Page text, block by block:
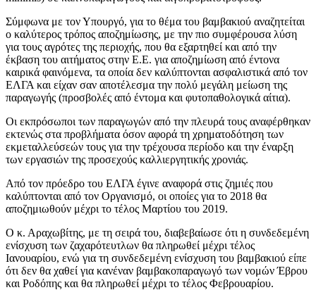
Σύμφωνα με τον Υπουργό, για το θέμα του βαμβακιού αναζητείται
ο καλύτερος τρόπος αποζημίωσης, με την πιο συμφέρουσα λύση
για τους αγρότες της περιοχής, που θα εξαρτηθεί και από την
έκβαση του αιτήματος στην Ε.Ε. για αποζημίωση από έντονα
καιρικά φαινόμενα, τα οποία δεν καλύπτονται ασφαλιστικά από τον
ΕΛΓΑ και είχαν σαν αποτέλεσμα την πολύ μεγάλη μείωση της
παραγωγής (προσβολές από έντομα και φυτοπαθολογικά αίτια).
Οι εκπρόσωποι των παραγωγών από την πλευρά τους αναφέρθηκαν
εκτενώς στα προβλήματα όσον αφορά τη χρηματοδότηση των
εκμεταλλεύσεών τους για την τρέχουσα περίοδο και την έναρξη
των εργασιών της προσεχούς καλλιεργητικής χρονιάς.
Από τον πρόεδρο του ΕΛΓΑ έγινε αναφορά στις ζημιές που
καλύπτονται από τον Οργανισμό, οι οποίες για το 2018 θα
αποζημιωθούν μέχρι το τέλος Μαρτίου του 2019.
Ο κ. Αραχωβίτης, με τη σειρά του, διαβεβαίωσε ότι η συνδεδεμένη
ενίσχυση των ζαχαρότευτλων θα πληρωθεί μέχρι τέλος
Ιανουαρίου, ενώ για τη συνδεδεμένη ενίσχυση του βαμβακιού είπε
ότι δεν θα χαθεί για κανέναν βαμβακοπαραγωγό των νομών Έβρου
και Ροδόπης και θα πληρωθεί μέχρι το τέλος Φεβρουαρίου.